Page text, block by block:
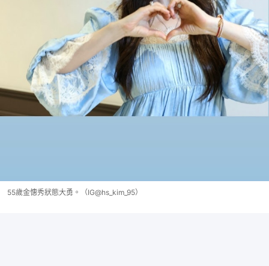
55歲金憓秀狀態大勇。（IG@hs_kim_95）